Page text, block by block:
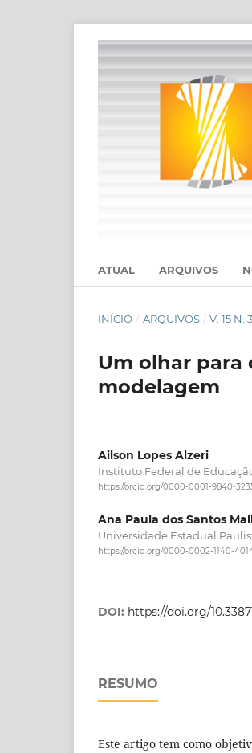
ATUAL ARQUIVOS
INÍCIO / ARQUIVOS / V. 15 N.
Um olhar para
modelagem
Ailson Lopes Alzeri
Instituto Federal de
https://orcid.org/0000-0001-9840-
Ana Paula dos Santos
Universidade Estadual
https://orcid.org/0000-0002-1140-
DOI: https://doi.org/
RESUMO
Este artigo tem como